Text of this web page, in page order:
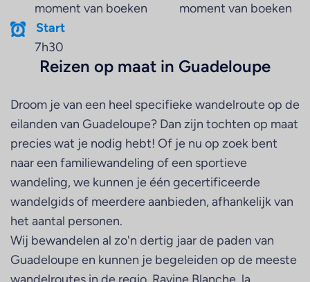
moment van boeken
Start
7h30
moment van boeken
Reizen op maat in Guadeloupe
Droom je van een heel specifieke wandelroute op de
eilanden van Guadeloupe? Dan zijn tochten op maat
precies wat je nodig hebt! Of je nu op zoek bent
naar een familiewandeling of een sportieve
wandeling, we kunnen je één gecertificeerde
wandelgids of meerdere aanbieden, afhankelijk van
het aantal personen.
Wij bewandelen al zo'n dertig jaar de paden van
Guadeloupe en kunnen je begeleiden op de meeste